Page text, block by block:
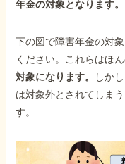
年金の対象となります。
下の図で障害年金の対
ください。これらはほ
対象になります。
しか
は対象外とされてしま
す。